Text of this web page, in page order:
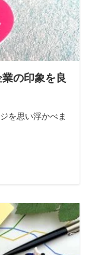
の印象を良
を思い浮かべま